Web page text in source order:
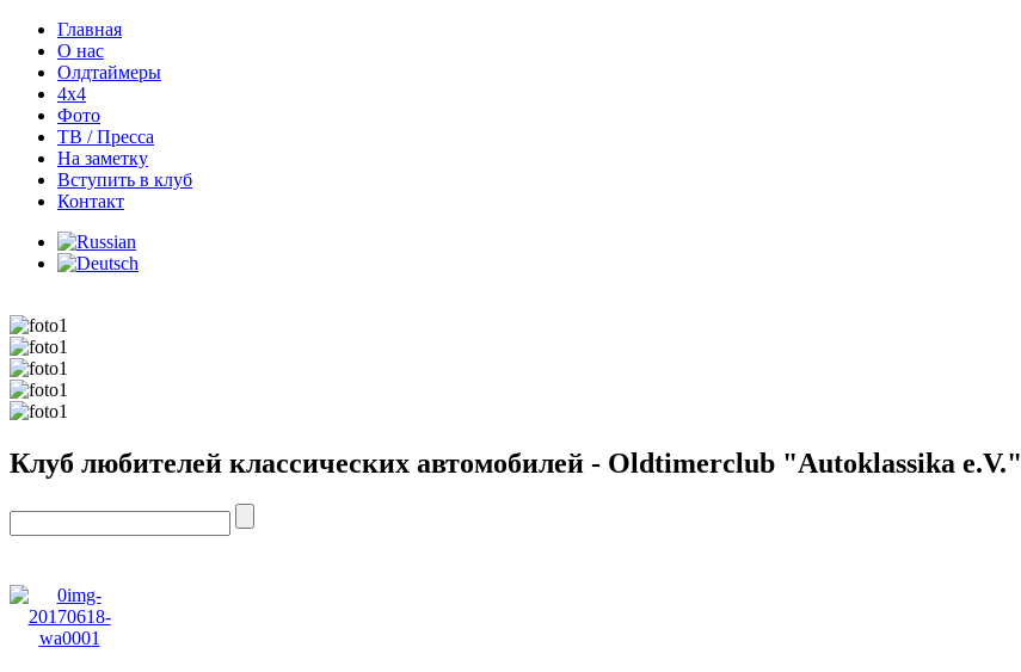
Главная
О нас
Олдтаймеры
4х4
Фото
ТВ / Пресса
На заметку
Вступить в клуб
Контакт
Клуб любителей классических автомобилей - Oldtimerclub "Autoklassika e.V."